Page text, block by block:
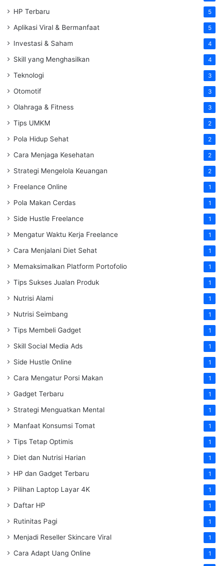
HP Terbaru 5
Aplikasi Viral & Bermanfaat 5
Investasi & Saham 4
Skill yang Menghasilkan 4
Teknologi 3
Otomotif 3
Olahraga & Fitness 3
Tips UMKM 2
Pola Hidup Sehat 2
Cara Menjaga Kesehatan 2
Strategi Mengelola Keuangan 2
Freelance Online 1
Pola Makan Cerdas 1
Side Hustle Freelance 1
Mengatur Waktu Kerja Freelance 1
Cara Menjalani Diet Sehat 1
Memaksimalkan Platform Portofolio 1
Tips Sukses Jualan Produk 1
Nutrisi Alami 1
Nutrisi Seimbang 1
Tips Membeli Gadget 1
Skill Social Media Ads 1
Side Hustle Online 1
Cara Mengatur Porsi Makan 1
Gadget Terbaru 1
Strategi Menguatkan Mental 1
Manfaat Konsumsi Tomat 1
Tips Tetap Optimis 1
Diet dan Nutrisi Harian 1
HP dan Gadget Terbaru 1
Pilihan Laptop Layar 4K 1
Daftar HP 1
Rutinitas Pagi 1
Menjadi Reseller Skincare Viral 1
Cara Adapt Uang Online 1